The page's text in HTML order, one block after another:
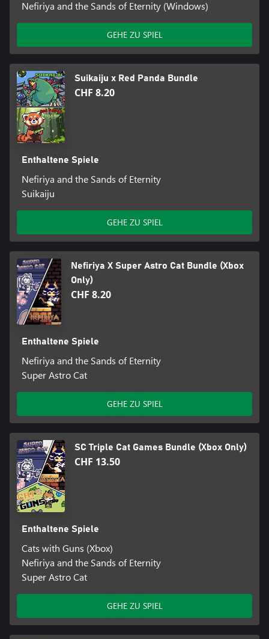
Nefiriya and the Sands of Eternity (Windows)
GEHE ZU SPIEL
Suikaiju x Red Panda Bundle
CHF 8.20
Enthaltene Spiele
Nefiriya and the Sands of Eternity
Suikaiju
GEHE ZU SPIEL
Nefiriya X Super Astro Cat Bundle (Xbox
Only)
CHF 8.20
Enthaltene Spiele
Nefiriya and the Sands of Eternity
Super Astro Cat
GEHE ZU SPIEL
SC Triple Cat Games Bundle (Xbox Only)
CHF 13.50
Enthaltene Spiele
Cats with Guns (Xbox)
Nefiriya and the Sands of Eternity
Super Astro Cat
GEHE ZU SPIEL